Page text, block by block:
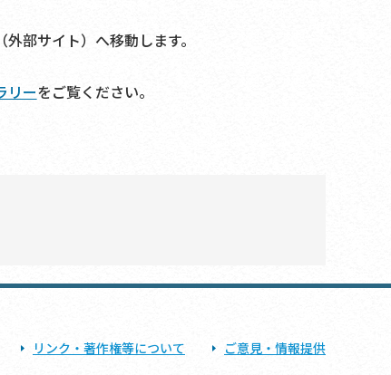
部サイト）へ移動します。
リーをご覧ください。
リンク・著作権等について ご意見・情報提供